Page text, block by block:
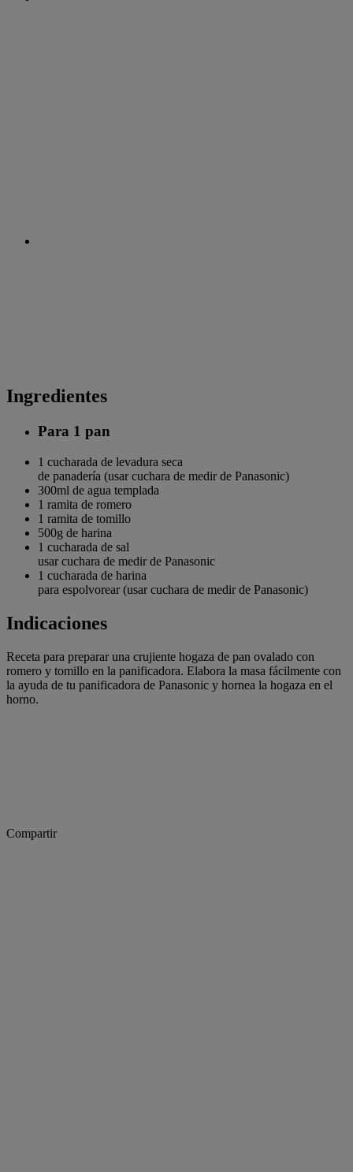
Ingredientes
Para 1 pan
1 cucharada de levadura seca
de panadería (usar cuchara de medir de Panasonic)
300ml de agua templada
1 ramita de romero
1 ramita de tomillo
500g de harina
1 cucharada de sal
usar cuchara de medir de Panasonic
1 cucharada de harina
para espolvorear (usar cuchara de medir de Panasonic)
Indicaciones
Receta para preparar una crujiente hogaza de pan ovalado con
romero y tomillo en la panificadora. Elabora la masa fácilmente con
la ayuda de tu panificadora de Panasonic y hornea la hogaza en el
horno.
Compartir